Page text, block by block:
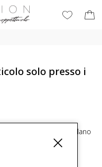
solo presso i
(Av) 83036 Mirabella Eclano